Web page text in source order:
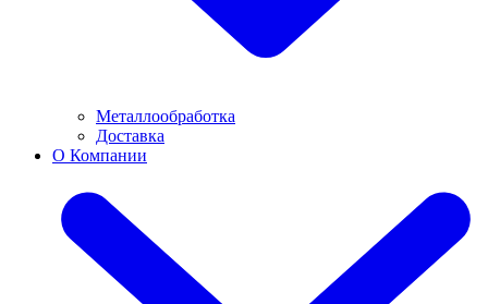
Металлообработка
Доставка
О Компании